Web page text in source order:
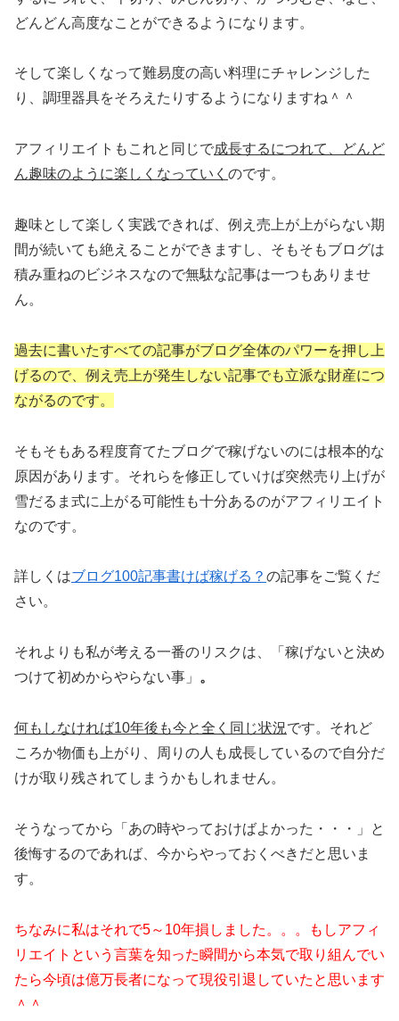
どんどん高度なことができるようになります。
そして楽しくなって難易度の高い料理にチャレンジした
り、調理器具をそろえたりするようになりますね＾＾
アフィリエイトもこれと同じで成長するにつれて、どんど
ん趣味のように楽しくなっていく のです。
趣味として楽しく実践できれば、例え売上が上がらない期
間が続いても絶えることができますし、そもそもブログは
積み重ねのビジネスなので無駄な記事は一つもありませ
ん。
過去に書いたすべての記事がブログ全体のパワーを押し上
げるので、例え売上が発生しない記事でも立派な財産につ
ながるのです。
そもそもある程度育てたブログで稼げないのには根本的な
原因があります。それらを修正していけば突然売り上げが
雪だるま式に上がる可能性も十分あるのがアフィリエイト
なのです。
詳しくはブログ100記事書けば稼げる？ の記事をご覧くだ
さい。
それよりも私が考える一番のリスクは、「稼げないと決め
つけて初めからやらない事」 。
何もしなければ10年後も今と全く同じ状況です。それど
ころか物価も上がり、周りの人も成長しているので自分だ
けが取り残されてしまうかもしれません。
そうなってから「あの時やっておけばよかった・・・」と
後悔するのであれば、今からやっておくべきだと思いま
す。
ちなみに私はそれで5～10年損しました。。。もしアフィ
リエイトという言葉を知った瞬間から本気で取り組んでい
たら今頃は億万長者になって現役引退していたと思います
＾＾